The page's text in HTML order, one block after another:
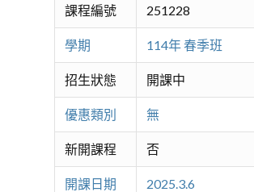
課程編號 251228
學期 114年 春季班
招生狀態 開課中
優惠類別 無
新開課程 否
開課日期 2025.3.6